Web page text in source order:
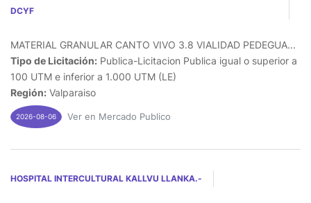
DCYF
MATERIAL GRANULAR CANTO VIVO 3.8 VIALIDAD PEDEGUA...
Tipo de Licitación: Publica-Licitacion Publica igual o superior a
100 UTM e inferior a 1.000 UTM (LE)
Región: Valparaiso
2026-08-06 Ver en Mercado Publico
HOSPITAL INTERCULTURAL KALLVU LLANKA.-